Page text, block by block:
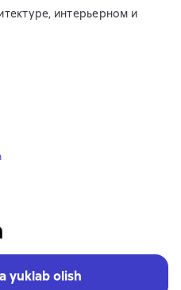
интерьерном и
yuklab olish